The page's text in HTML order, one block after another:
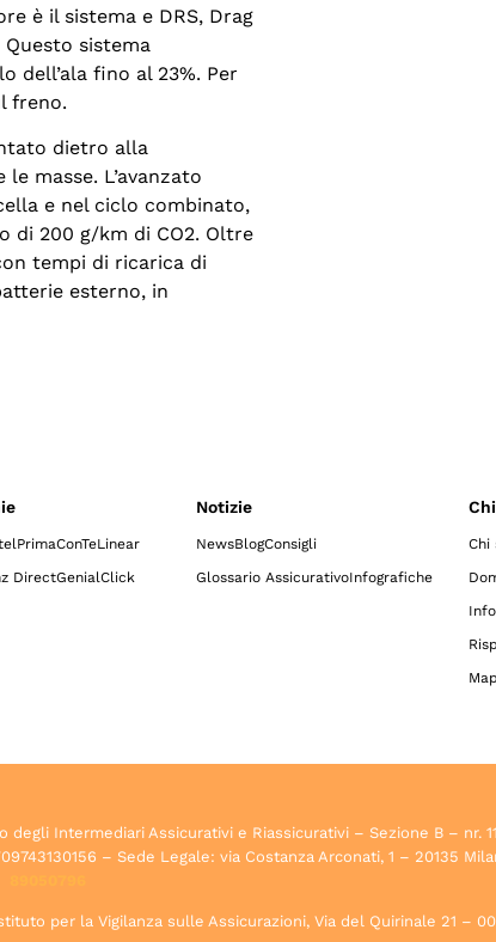
è il sistema e DRS, Drag
sistema
dell’ala fino al 23%. Per
freno.
dietro alla
masse. L’avanzato
e nel ciclo combinato,
di 200 g/km di CO2. Oltre
tempi di ricarica di
esterno, in
PrimaConTeLinear
DirectGenialClick
Notizie
NewsBlogConsigli
Glossario AssicurativoInfografiche
Chi
Intermediari Assicurativi e Riassicurativi – Sezione B – nr.
– Sede Legale: via Costanza Arconati, 1 – 20135
per la Vigilanza sulle Assicurazioni, Via del Quirinale 21 –